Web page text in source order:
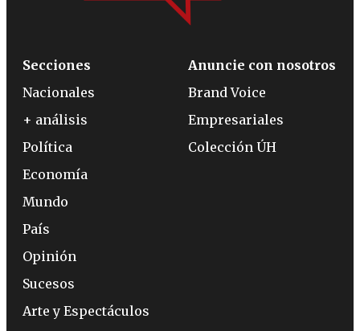
Secciones
Nacionales
+ análisis
Política
Economía
Mundo
País
Opinión
Sucesos
Arte y Espectáculos
Anuncie con nosotros
Brand Voice
Empresariales
Colección ÚH